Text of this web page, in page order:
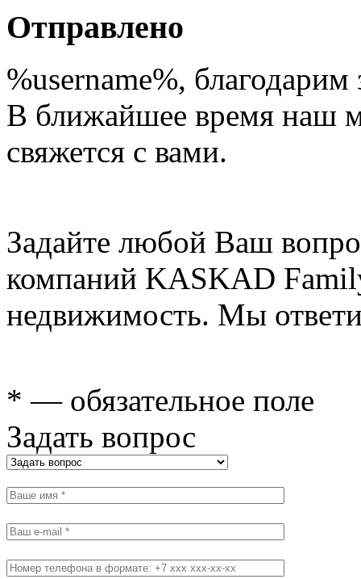
Отправлено
%username%, благодарим
В ближайшее время наш
свяжется с вами.
Задайте любой Ваш
компаний KASKAD
недвижимость. Мы
* — обязательное поле
Задать вопрос